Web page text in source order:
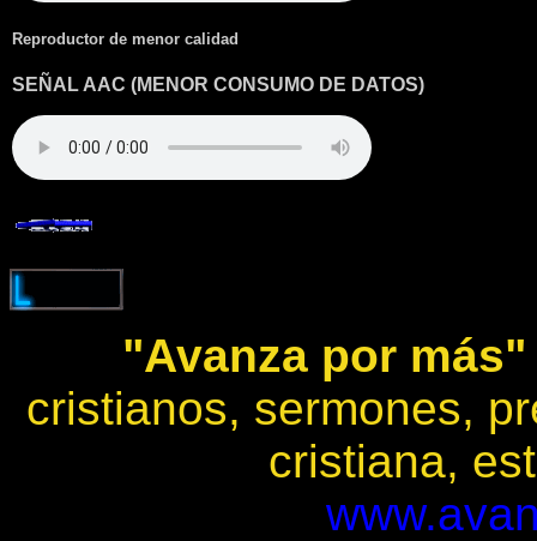
Reproductor de menor calidad
SEÑAL AAC (MENOR CONSUMO DE DATOS)
"Avanza por más"
cristianos, sermones,
cristiana,